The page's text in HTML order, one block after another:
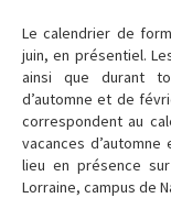
Le calendrier de
juin, en présentiel.
ainsi que durant
d’automne et de
correspondent au
vacances
lieu en présence
Lorraine, campus de